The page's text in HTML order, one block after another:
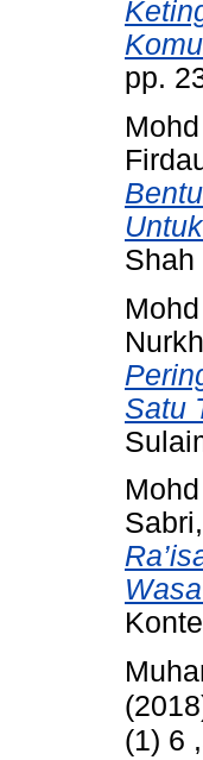
pp.
Shah
Satu
مجلة العلوم النفسية والتربوية, 6 (1). pp.